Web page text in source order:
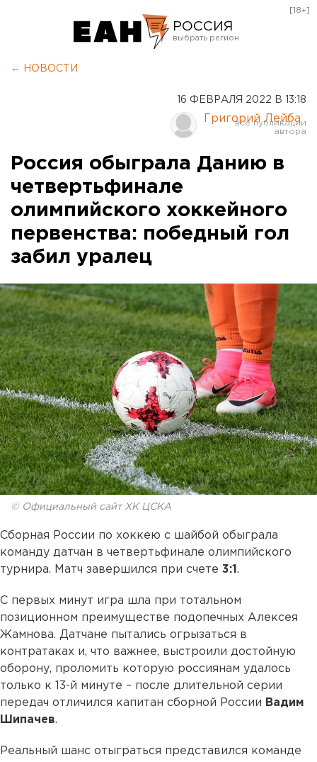
РОССИЯ
Курган
Оренбург
[18+]
← НОВОСТИ
16 ФЕВРАЛЯ 2022 В 13:18
Григорий Лейба
Россия обыграла Данию в
четвертьфинале
олимпийского хоккейного
первенства: победный гол
забил уралец
© Официальный сайт ХК ЦСКА
Сборная России по хоккею с шайбой обыграла
команду датчан в четвертьфинале олимпийского
турнира. Матч завершился при счете 3:1 .
С первых минут игра шла при тотальном
позиционном преимуществе подопечных Алексея
Жамнова. Датчане пытались огрызаться в
контратаках и, что важнее, выстроили достойную
оборону, проломить которую россиянам удалось
только к 13-й минуте – после длительной серии
передач отличился капитан сборной России Вадим
Шипачев.
Реальный шанс отыграться представился команде